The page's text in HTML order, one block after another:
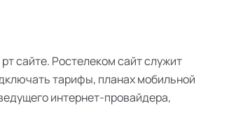
сайте. Ростелеком сайт служит
тарифы, планах мобильной
интернет-провайдера,